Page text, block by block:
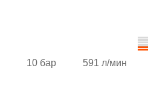
10 бар 591 л/мин